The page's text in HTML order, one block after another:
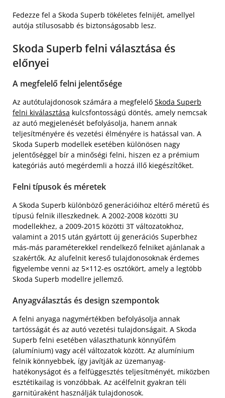
Fedezze fel a Skoda Superb tökéletes felnijét, amellyel
autója stílusosabb és biztonságosabb lesz.
Skoda Superb felni választása és
előnyei
A megfelelő felni jelentősége
Az autótulajdonosok számára a megfelelő Skoda Superb
felni kiválasztása kulcsfontosságú döntés, amely nemcsak
az autó megjelenését befolyásolja, hanem annak
teljesítményére és vezetési élményére is hatással van. A
Skoda Superb modellek esetében különösen nagy
jelentőséggel bír a minőségi felni, hiszen ez a prémium
kategóriás autó megérdemli a hozzá illő kiegészítőket.
Felni típusok és méretek
A Skoda Superb különböző generációihoz eltérő méretű és
típusú felnik illeszkednek. A 2002-2008 közötti 3U
modellekhez, a 2009-2015 közötti 3T változatokhoz,
valamint a 2015 után gyártott új generációs Superbhez
más-más paraméterekkel rendelkező felniket ajánlanak a
szakértők. Az alufelnit kereső tulajdonosoknak érdemes
figyelembe venni az 5×112-es osztókört, amely a legtöbb
Skoda Superb modellre jellemző.
Anyagválasztás és design szempontok
A felni anyaga nagymértékben befolyásolja annak
tartósságát és az autó vezetési tulajdonságait. A Skoda
Superb felni esetében választhatunk könnyűfém
(alumínium) vagy acél változatok között. Az alumínium
felnik könnyebbek, így javítják az üzemanyag-
hatékonyságot és a felfüggesztés teljesítményét, miközben
esztétikailag is vonzóbbak. Az acélfelnit gyakran téli
garnitúraként használják tulajdonosok.